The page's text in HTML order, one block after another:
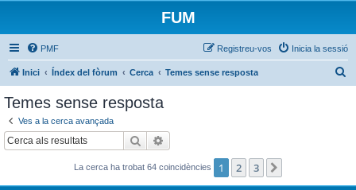
FUM
PMF Inicia la sessió
Registreu-vos
Inici Índex del fòrum Cerca Temes sense resposta
Temes sense resposta
Ves a la cerca avançada
Cerca
La cerca ha trobat 64 coincidències 1 2 3